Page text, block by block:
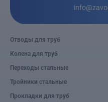
Отводы для труб
Колена для труб
Переходы стальные
Тройники стальные
Прокладки для труб